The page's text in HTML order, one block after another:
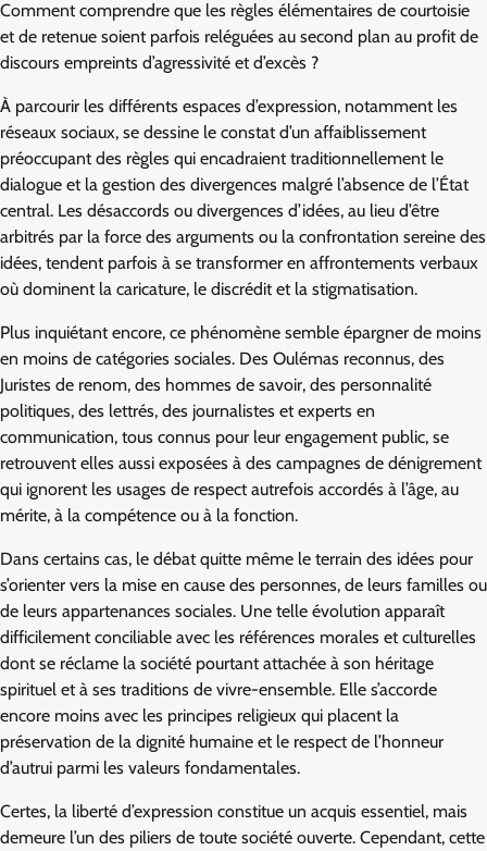
Comment comprendre que les règles élémentaires de courtoisie
et de retenue soient parfois reléguées au second plan au profit de
discours empreints d’agressivité et d’excès ?
À parcourir les différents espaces d’expression, notamment les
réseaux sociaux, se dessine le constat d’un affaiblissement
préoccupant des règles qui encadraient traditionnellement le
dialogue et la gestion des divergences malgré l’absence de l’État
central. Les désaccords ou divergences d’idées, au lieu d’être
arbitrés par la force des arguments ou la confrontation sereine des
idées, tendent parfois à se transformer en affrontements verbaux
où dominent la caricature, le discrédit et la stigmatisation.
Plus inquiétant encore, ce phénomène semble épargner de moins
en moins de catégories sociales. Des Oulémas reconnus, des
Juristes de renom, des hommes de savoir, des personnalité
politiques, des lettrés, des journalistes et experts en
communication, tous connus pour leur engagement public, se
retrouvent elles aussi exposées à des campagnes de dénigrement
qui ignorent les usages de respect autrefois accordés à l’âge, au
mérite, à la compétence ou à la fonction.
Dans certains cas, le débat quitte même le terrain des idées pour
s’orienter vers la mise en cause des personnes, de leurs familles ou
de leurs appartenances sociales. Une telle évolution apparaît
difficilement conciliable avec les références morales et culturelles
dont se réclame la société pourtant attachée à son héritage
spirituel et à ses traditions de vivre-ensemble. Elle s’accorde
encore moins avec les principes religieux qui placent la
préservation de la dignité humaine et le respect de l’honneur
d’autrui parmi les valeurs fondamentales.
Certes, la liberté d’expression constitue un acquis essentiel, mais
demeure l’un des piliers de toute société ouverte. Cependant, cette